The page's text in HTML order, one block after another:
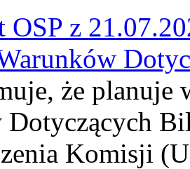
OSP z
że planuje
Komisji